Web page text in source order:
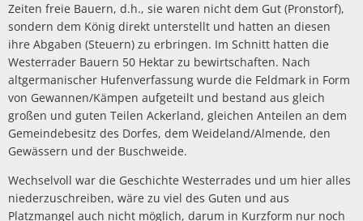
Zeiten freie Bauern, d.h., sie waren nicht dem Gut (Pronstorf),
sondern dem König direkt unterstellt und hatten an diesen
ihre Abgaben (Steuern) zu erbringen. Im Schnitt hatten die
Westerrader Bauern 50 Hektar zu bewirtschaften. Nach
altgermanischer Hufenverfassung wurde die Feldmark in Form
von Gewannen/Kämpen aufgeteilt und bestand aus gleich
großen und guten Teilen Ackerland, gleichen Anteilen an dem
Gemeindebesitz des Dorfes, dem Weideland/Almende, den
Gewässern und der Buschweide.
Wechselvoll war die Geschichte Westerrades und um hier alles
niederzuschreiben, wäre zu viel des Guten und aus
Platzmangel auch nicht möglich, darum in Kurzform nur noch